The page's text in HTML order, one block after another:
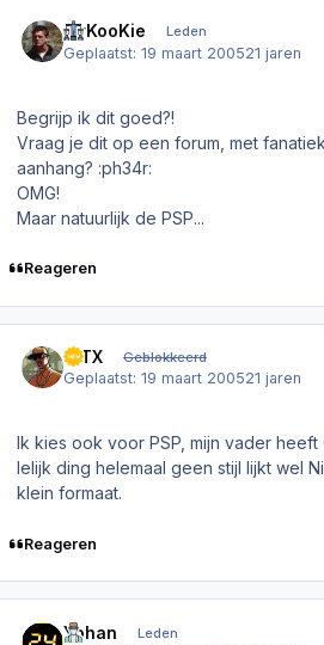
MrKooKie Leden
Geplaatst:19 maart 200521 jaren
Begrijp ik dit goed?!
Vraag je dit op een forum, met
aanhang? :ph34r:
OMG!
Maar natuurlijk de PSP...
Reageren
X-TX Geblokkeerd
Geplaatst:19 maart 200521 jaren
Ik kies ook voor PSP, mijn vader heeft
lelijk ding helemaal geen stijl lijkt wel
klein formaat.
Reageren
Yohan Leden